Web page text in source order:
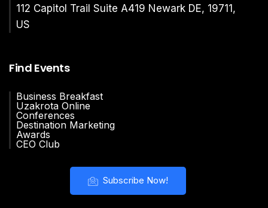
112 Capitol Trail Suite A419 Newark DE, 19711,
US
Find Events
Business Breakfast
Uzakrota Online
Conferences
Destination Marketing
Awards
CEO Club
Subscribe Now!